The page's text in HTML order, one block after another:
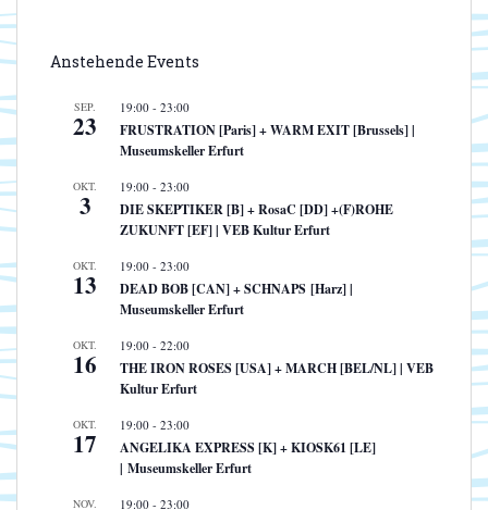
Anstehende Events
SEP.
23
19:00 - 23:00
FRUSTRATION [Paris] + WARM EXIT [Brussels] |
Museumskeller Erfurt
OKT.
3
19:00 - 23:00
DIE SKEPTIKER [B] + RosaC [DD] +(F)ROHE
ZUKUNFT [EF] | VEB Kultur Erfurt
OKT.
13
19:00 - 23:00
DEAD BOB [CAN] + SCHNAPS [Harz] |
Museumskeller Erfurt
OKT.
16
19:00 - 22:00
THE IRON ROSES [USA] + MARCH [BEL/NL] | VEB
Kultur Erfurt
OKT.
17
19:00 - 23:00
ANGELIKA EXPRESS [K] + KIOSK61 [LE]
| Museumskeller Erfurt
NOV. 19:00 - 23:00